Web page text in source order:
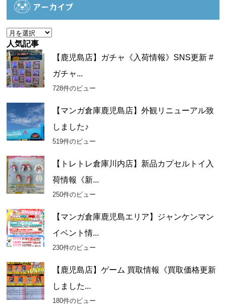
アーカイブ
ア
ー
カ
イ
ブ
人気記事
【鹿児島店】ガチャ《入荷情報》SNS更新 #
ガチャ...
728件のビュー
【マンガ倉庫鹿児島店】外観リニューアル致
しました♪
519件のビュー
【トレトレ倉庫川内店】新品カプセルトイ入
荷情報《新...
250件のビュー
【マンガ倉庫鹿児島エリア】ジャンケンマン
イベント情...
230件のビュー
【鹿児島店】ゲーム 買取情報《買取価格更新
しました...
180件のビュー